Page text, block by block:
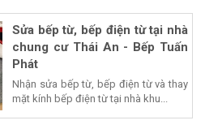
Sửa bếp từ, bếp điện từ tại nhà
chung cư Thái An - Bếp Tuấn
Phát
Nhận sửa bếp từ, bếp điện từ và thay
mặt kính bếp điện từ tại nhà khu...